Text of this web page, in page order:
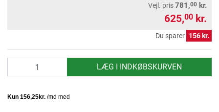
Vejl. pris781,00 kr.
625,00 kr.
Du sparer 156 kr.
LÆG I INDKØBSKURVEN